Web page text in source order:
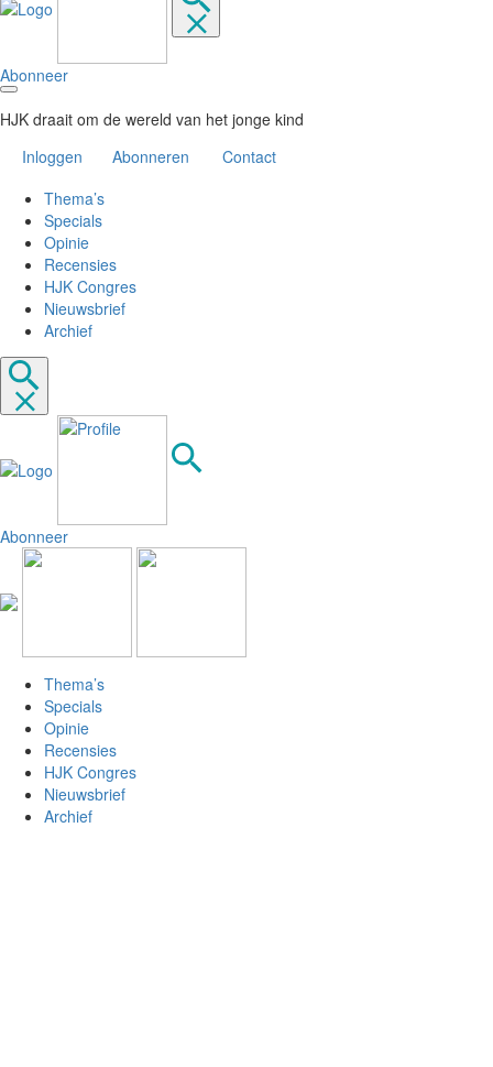
Abonneer
HJK draait om de wereld van het jonge kind
Inloggen
Abonneren
Contact
Thema’s
Specials
Opinie
Recensies
HJK Congres
Nieuwsbrief
Archief
Abonneer
Thema’s
Specials
Opinie
Recensies
HJK Congres
Nieuwsbrief
Archief